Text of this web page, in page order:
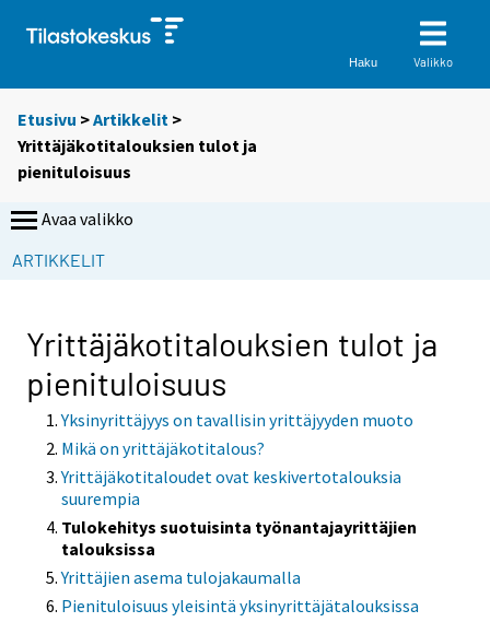
Haku Valikko
Etusivu >Artikkelit >
Yrittäjäkotitalouksien tulot ja
pienituloisuus
Avaa valikko
ARTIKKELIT
Yrittäjäkotitalouksien tulot ja
pienituloisuus
Yksinyrittäjyys on tavallisin yrittäjyyden muoto
Mikä on yrittäjäkotitalous?
Yrittäjäkotitaloudet ovat keskivertotalouksia
suurempia
Tulokehitys suotuisinta työnantajayrittäjien
talouksissa
Yrittäjien asema tulojakaumalla
Pienituloisuus yleisintä yksinyrittäjätalouksissa